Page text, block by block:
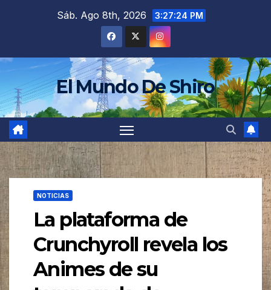
Sáb. Ago 8th, 2026 3:27:26 PM
El Mundo De Shiro
NOTICIAS
La plataforma de
Crunchyroll revela los
Animes de su